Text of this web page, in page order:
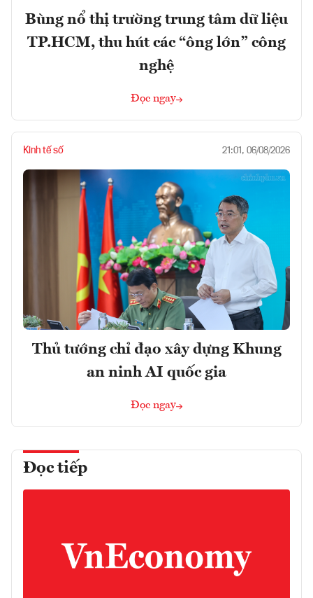
Bùng nổ thị trường trung tâm dữ liệu
TP.HCM, thu hút các “ông lớn” công
nghệ
Đọc ngay
Kinh tế số 21:01, 06/08/2026
Thủ tướng chỉ đạo xây dựng Khung
an ninh AI quốc gia
Đọc ngay
Đọc tiếp